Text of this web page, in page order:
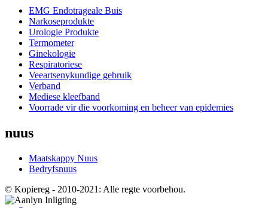
EMG Endotrageale Buis
Narkoseprodukte
Urologie Produkte
Termometer
Ginekologie
Respiratoriese
Veeartsenykundige gebruik
Verband
Mediese kleefband
Voorrade vir die voorkoming en beheer van epidemies
nuus
Maatskappy Nuus
Bedryfsnuus
© Kopiereg - 2010-2021: Alle regte voorbehou.